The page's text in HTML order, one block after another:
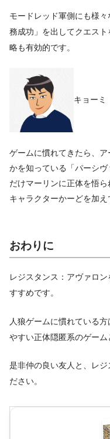
モードレッド軍側にも様
務成功」を出してクエス
略も有効的です。
キョーミ
ゲームに慣れてきたら、
かを知っている「パーシ
だけマーリンに正体を悟
キャラクターかーどを加え
おわりに
レジスタンス：アヴァロ
すすめです。
人狼ゲームに慣れている
やすい正体隠匿系のゲーム
是非仲の良い友人と、レ
ださい。